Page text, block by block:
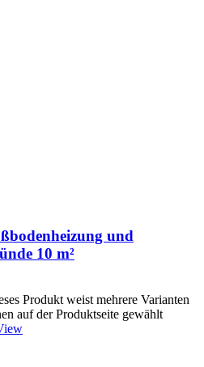
und
10 m²
Produkt weist mehrere Varianten
auf der Produktseite gewählt